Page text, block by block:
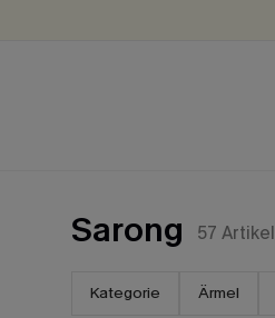
Sarong 57 Artikel
Kategorie Ärmel